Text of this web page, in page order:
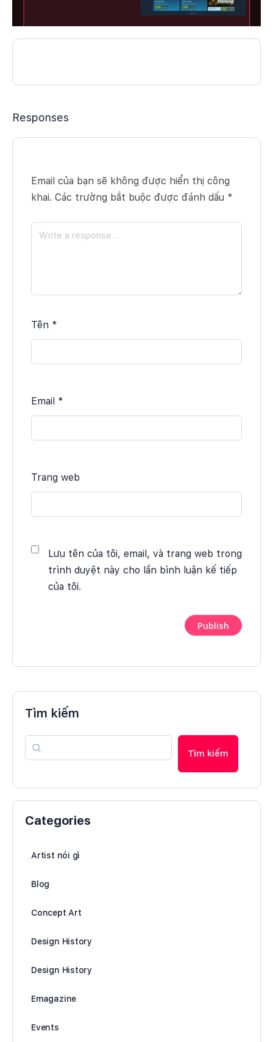
Responses
Email của bạn sẽ không được hiển thị công
khai. Các trường bắt buộc được đánh dấu *
Tên *
Email *
Trang web
Lưu tên của tôi, email, và trang web trong
trình duyệt này cho lần bình luận kế tiếp
của tôi.
Tìm kiếm
Tìm kiếm
Categories
Artist nói gì
Blog
Concept Art
Design History
Design History
Emagazine
Events